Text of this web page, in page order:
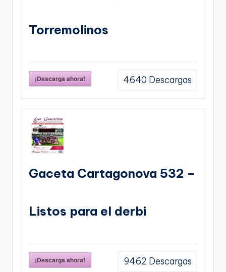
Torremolinos
¡Descarga ahora! 4640 Descargas
Gaceta Cartagonova 532 –
Listos para el derbi
¡Descarga ahora! 9462 Descargas